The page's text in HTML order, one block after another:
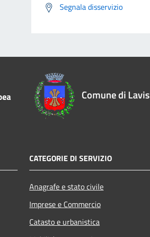
Segnala disservizio
Comune di Lavis
CATEGORIE DI SERVIZIO
Anagrafe e stato civile
Imprese e Commercio
Catasto e urbanistica